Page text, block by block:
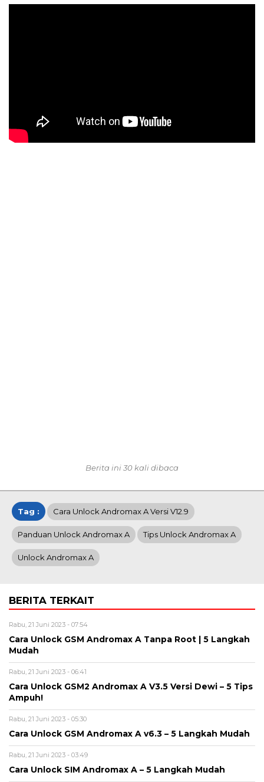
Berita ini 30 kali dibaca
Tag : Cara Unlock Andromax A Versi V12.9
Panduan Unlock Andromax A Tips Unlock Andromax A
Unlock Andromax A
BERITA TERKAIT
Rabu, 21 Juni 2023 - 07:54
Cara Unlock GSM Andromax A Tanpa Root | 5 Langkah
Mudah
Rabu, 21 Juni 2023 - 06:41
Cara Unlock GSM2 Andromax A V3.5 Versi Dewi – 5 Tips
Ampuh!
Rabu, 21 Juni 2023 - 05:30
Cara Unlock GSM Andromax A v6.3 – 5 Langkah Mudah
Rabu, 21 Juni 2023 - 03:49
Cara Unlock SIM Andromax A – 5 Langkah Mudah